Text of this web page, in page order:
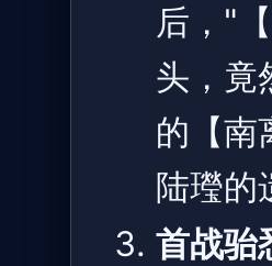
后，"
头，
的【南
陆㼆的
首战